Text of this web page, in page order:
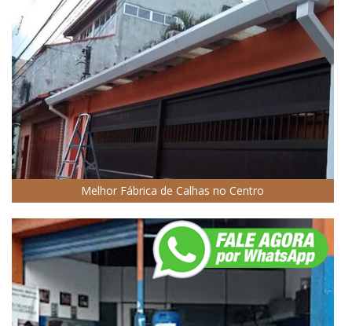
Melhor Fábrica de Calhas no Centro